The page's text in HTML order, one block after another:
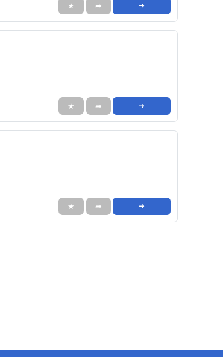
★ ➦ ➜
★ ➦ ➜
★ ➦ ➜